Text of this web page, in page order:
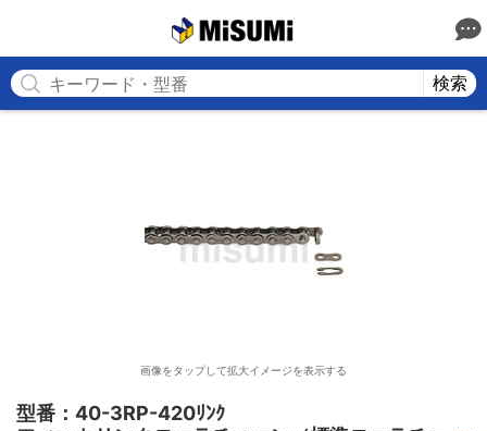
検索
画像をタップして拡大イメージを表示する
型番：40-3RP-420ﾘﾝｸ